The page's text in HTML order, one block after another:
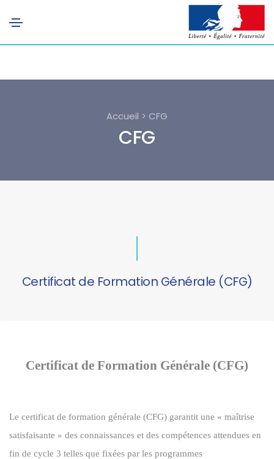
Accueil > CFG
CFG
Certificat de Formation Générale (CFG)
Certificat de Formation Générale (CFG)
Le certificat de formation générale (CFG) garantit une « maîtrise
satisfaisante » des connaissances et des compétences attendues en
fin de cycle 3 telles que fixées par les programmes